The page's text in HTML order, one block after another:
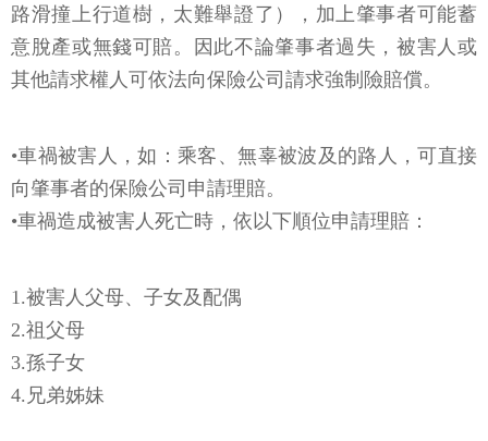
路滑撞上行道樹，太難舉證了），加上肇事者可能蓄
意脫產或無錢可賠。因此不論肇事者過失，被害人或
其他請求權人可依法向保險公司請求強制險賠償。
•車禍被害人，如：乘客、無辜被波及的路人，可直接
向肇事者的保險公司申請理賠。
•車禍造成被害人死亡時，依以下順位申請理賠：
1.被害人父母、子女及配偶
2.祖父母
3.孫子女
4.兄弟姊妹